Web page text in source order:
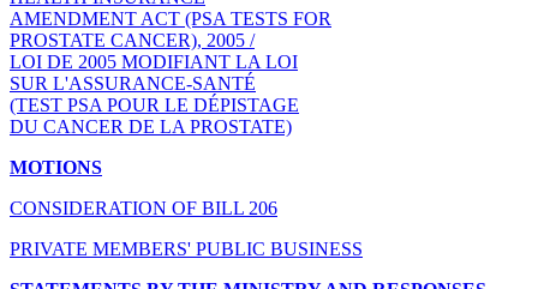
AMENDMENT ACT (PSA TESTS FOR
PROSTATE CANCER), 2005 /
LOI DE 2005 MODIFIANT LA LOI
SUR L'ASSURANCE-SANTÉ
(TEST PSA POUR LE DÉPISTAGE
DU CANCER DE LA PROSTATE)
MOTIONS
CONSIDERATION OF BILL 206
PRIVATE MEMBERS' PUBLIC BUSINESS